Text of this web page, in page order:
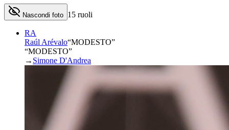
Nascondi foto 15 ruoli
RA
Raúl Arévalo“MODESTO”
“MODESTO”
→ Simone D'Andrea